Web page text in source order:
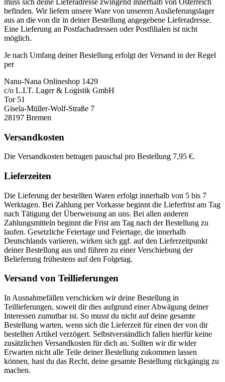
befinden. Wir liefern unsere Ware von unserem Auslieferungslager
aus an die von dir in deiner Bestellung angegebene Lieferadresse.
Eine Lieferung an Postfachadressen oder Postfilialen ist nicht
möglich.
Je nach Umfang deiner Bestellung erfolgt der Versand in der Regel
per
Nanu-Nana Onlineshop 1429
c/o L.I.T. Lager & Logistik GmbH
Tor 51
Gisela-Müller-Wolf-Straße 7
28197 Bremen
Versandkosten
Die Versandkosten betragen pauschal pro Bestellung 7,95 €.
Lieferzeiten
Die Lieferung der bestellten Waren erfolgt innerhalb von 5 bis 7
Werktagen. Bei Zahlung per Vorkasse beginnt die Lieferfrist am Tag
nach Tätigung der Überweisung an uns. Bei allen anderen
Zahlungsmitteln beginnt die Frist am Tag nach der Bestellung zu
laufen. Gesetzliche Feiertage und Feiertage, die innerhalb
Deutschlands variieren, wirken sich ggf. auf den Lieferzeitpunkt
deiner Bestellung aus und führen zu einer Verschiebung der
Belieferung frühestens auf den Folgetag.
Versand von Teillieferungen
In Ausnahmefällen verschicken wir deine Bestellung in
Teillieferungen, soweit dir dies aufgrund einer Abwägung deiner
Interessen zumutbar ist. So musst du nicht auf deine gesamte
Bestellung warten, wenn sich die Lieferzeit für einen der von dir
bestellten Artikel verzögert. Selbstverständlich fallen hierfür keine
zusätzlichen Versandkosten für dich an. Sollten wir dir wider
Erwarten nicht alle Teile deiner Bestellung zukommen lassen
können, hast du das Recht, deine gesamte Bestellung rückgängig zu
machen.